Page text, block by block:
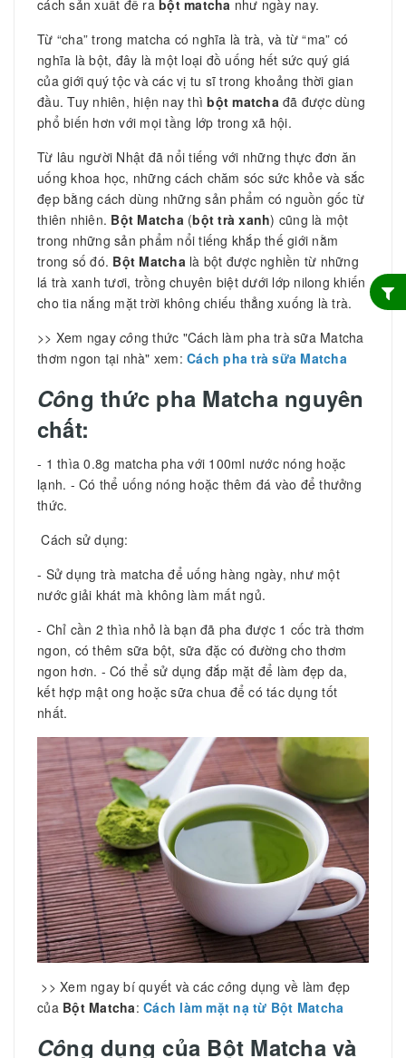
cách sản xuất để ra bột matcha như ngày nay.
Từ “cha” trong matcha có nghĩa là trà, và từ “ma” có
nghĩa là bột, đây là một loại đồ uống hết sức quý giá
của giới quý tộc và các vị tu sĩ trong khoảng thời gian
đầu. Tuy nhiên, hiện nay thìbột matcha đã được dùng
phổ biến hơn với mọi tầng lớp trong xã hội.
Từ lâu người Nhật đã nổi tiếng với những thực đơn ăn
uống khoa học, những cách chăm sóc sức khỏe và sắc
đẹp bằng cách dùng những sản phẩm có nguồn gốc từ
thiên nhiên. Bột Matcha (bột trà xanh) cũng là một
trong những sản phẩm nổi tiếng khắp thế giới nằm
trong số đó. Bột Matcha là bột được nghiền từ những
lá trà xanh tươi, trồng chuyên biệt dưới lớp nilong khiến
cho tia nắng mặt trời không chiếu thẳng xuống là trà.
>> Xem ngay công thức "Cách làm pha trà sữa Matcha
thơm ngon tại nhà" xem: Cách pha trà sữa Matcha
Công thức pha Matcha nguyên
chất:
- 1 thìa 0.8g matcha pha với 100ml nước nóng hoặc
lạnh. - Có thể uống nóng hoặc thêm đá vào để thưởng
thức.
Cách sử dụng:
- Sử dụng trà matcha để uống hàng ngày, như một
nước giải khát mà không làm mất ngủ.
- Chỉ cần 2 thìa nhỏ là bạn đã pha được 1 cốc trà thơm
ngon, có thêm sữa bột, sữa đặc có đường cho thơm
ngon hơn. - Có thể sử dụng đắp mặt để làm đẹp da,
kết hợp mật ong hoặc sữa chua để có tác dụng tốt
nhất.
>> Xem ngay bí quyết và cáccông dụng về làm đẹp
của Bột Matcha: Cách làm mặt nạ từ Bột Matcha
Công dụng của Bột Matcha và